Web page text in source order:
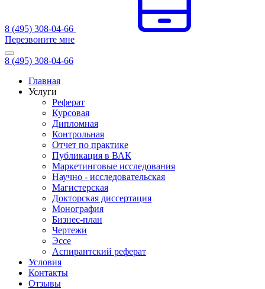
8 (495) 308-04-66
Перезвоните мне
8 (495) 308-04-66
Главная
Услуги
Реферат
Курсовая
Дипломная
Контрольная
Отчет по практике
Публикация в ВАК
Маркетинговые исследования
Научно - исследовательская
Магистерская
Докторская диссертация
Монография
Бизнес-план
Чертежи
Эссе
Аспирантский реферат
Условия
Контакты
Отзывы